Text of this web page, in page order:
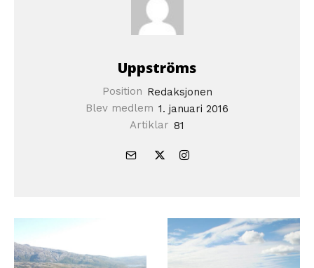
Uppströms
Position Redaksjonen
Blev medlem 1. januari 2016
Artiklar 81